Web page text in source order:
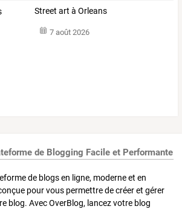
Street art à Orleans
7 août 2026
de Blogging Facile et Performante
de blogs en ligne, moderne et en
pour vous permettre de créer et gérer
blog. Avec OverBlog, lancez votre blog